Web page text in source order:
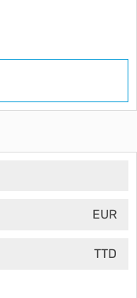
EUR
TTD